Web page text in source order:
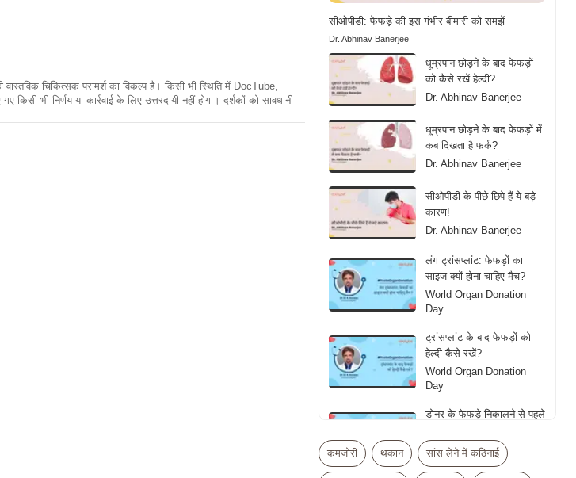
चिकित्सक परामर्श का विकल्प है। किसी भी स्थिति में DocTube,
भी निर्णय या कार्रवाई के लिए उत्तरदायी नहीं होगा। दर्शकों को सावधानी
सीओपीडी: फेफड़े की इस गंभीर बीमारी को समझें
Dr. Abhinav Banerjee
धूम्रपान छोड़ने के बाद फेफड़ों
को कैसे रखें हेल्दी?
Dr. Abhinav Banerjee
धूम्रपान छोड़ने के बाद फेफड़ों में
कब दिखता है फर्क?
Dr. Abhinav Banerjee
सीओपीडी के पीछे छिपे हैं ये बड़े
कारण!
Dr. Abhinav Banerjee
लंग ट्रांसप्लांट: फेफड़ों का
साइज क्यों होना चाहिए मैच?
World Organ Donation
Day
ट्रांसप्लांट के बाद फेफड़ों को
हेल्दी कैसे रखें?
World Organ Donation
Day
डोनर के फेफड़े निकालने से पहले
World Organ Donation
Day
कमजोरी थकान सांस लेने में कठिनाई